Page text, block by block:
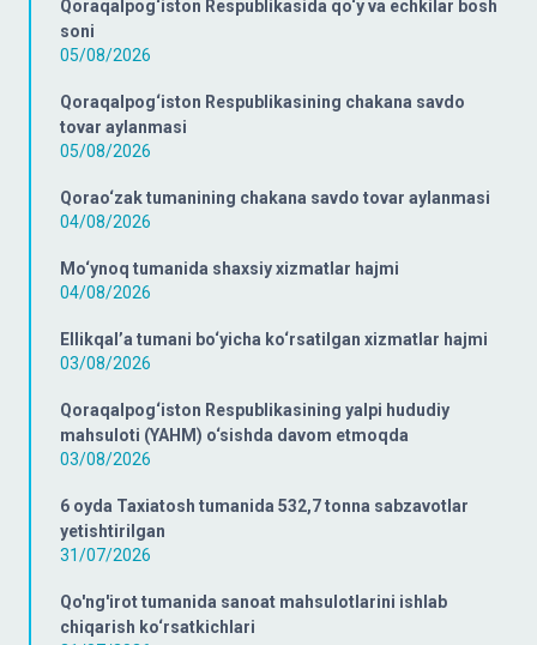
Qoraqalpog‘iston Respublikasida qo‘y va echkilar bosh
soni
05/08/2026
Qoraqalpog‘iston Respublikasining chakana savdo
tovar aylanmasi
05/08/2026
Qorao‘zak tumanining chakana savdo tovar aylanmasi
04/08/2026
Mo‘ynoq tumanida shaxsiy xizmatlar hajmi
04/08/2026
Ellikqal’a tumani bo‘yicha ko‘rsatilgan xizmatlar hajmi
03/08/2026
Qoraqalpog‘iston Respublikasining yalpi hududiy
mahsuloti (YAHM) o‘sishda davom etmoqda
03/08/2026
6 oyda Taxiatosh tumanida 532,7 tonna sabzavotlar
yetishtirilgan
31/07/2026
Qo'ng'irot tumanida sanoat mahsulotlarini ishlab
chiqarish ko‘rsatkichlari